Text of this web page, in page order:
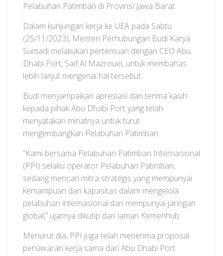
Pelabuhan Patimban di Provinsi Jawa Barat.
Dalam kunjungan kerja ke UEA pada Sabtu
(25/11/2023), Menteri Perhubungan Budi Karya
Sumadi melakukan pertemuan dengan CEO Abu
Dhabi Port, Saif Al Mazrouei, untuk membahas
lebih lanjut mengenai hal tersebut.
Budi menyampaikan apresiasi dan terima kasih
kepada pihak Abu Dhabi Port yang telah
menyatakan minatnya untuk turut
mengembangkan Pelabuhan Patimban.
“Kami bersama Pelabuhan Patimban Internasional
(PPI) selaku operator Pelabuhan Patimban,
sedang mencari mitra strategis yang mempunyai
kemampuan dan kapasitas dalam mengelola
pelabuhan internasional dan mempunyai jaringan
global,” ujarnya dikutip dari laman Kemenhub.
Menurut dia, PPI juga telah menerima proposal
penawaran kerja sama dari Abu Dhabi Port.